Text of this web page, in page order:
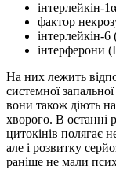
інтерлейкін-
фактор
інтерлейкін-
інтерферони
На них лежить
системної
вони також діють
хворого. В останні
цитокінів полягає
але і розвитку
раніше не мали